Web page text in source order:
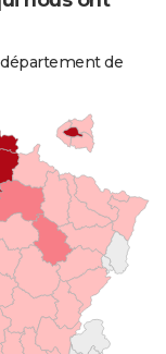
département de